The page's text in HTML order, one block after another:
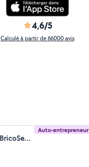
4,6/5
Calculé à partir de 66000 avis
Auto-entrepreneur
Sébastien Ferriere (BricoSeb Solutions)